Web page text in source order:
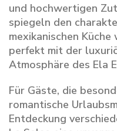
und hochwertigen
spiegeln den
mexikanischen
perfekt mit der
Atmosphäre des Ela
Für Gäste, die
romantische
Entdeckung